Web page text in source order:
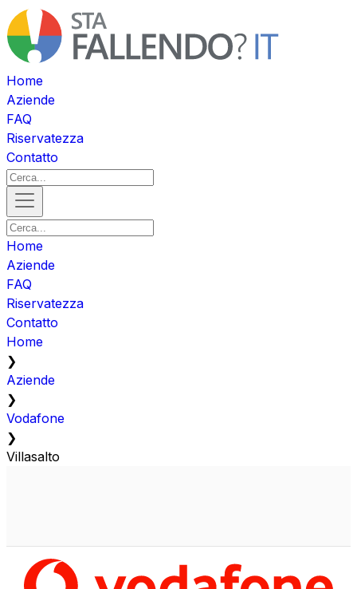
Home
Aziende
FAQ
Riservatezza
Contatto
Home
Aziende
FAQ
Riservatezza
Contatto
Home
❯
Aziende
❯
Vodafone
❯
Villasalto